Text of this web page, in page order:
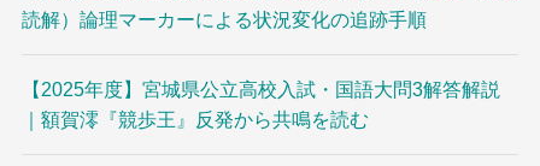
読解）論理マーカーによる状況変化の追跡手順
【2025年度】宮城県公立高校入試・国語大問3解答解説
｜額賀澪『競歩王』反発から共鳴を読む